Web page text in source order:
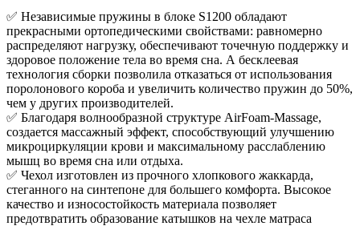
✅ Независимые пружины в блоке S1200 обладают
прекрасными ортопедическими свойствами: равномерно
распределяют нагрузку, обеспечивают точечную поддержку и
здоровое положение тела во время сна. А бесклеевая
технология сборки позволила отказаться от использования
поролонового короба и увеличить количество пружин до 50%,
чем у других производителей.
✅ Благодаря волнообразной структуре AirFoam-Massage,
создается массажный эффект, способствующий улучшению
микроциркуляции крови и максимальному расслаблению
мышц во время сна или отдыха.
✅ Чехол изготовлен из прочного хлопкового жаккарда,
стеганного на синтепоне для большего комфорта. Высокое
качество и износостойкость материала позволяет
предотвратить образование катышков на чехле матраса